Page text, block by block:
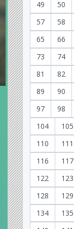
49 50
57
58
65
66
73
74
81
82
89
90
97
98
104
105
110
111
116
117
122
123
128
129
134
135